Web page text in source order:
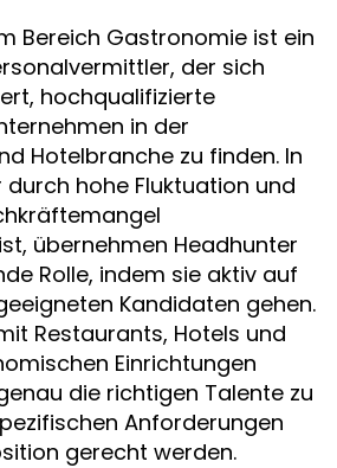
Bereich Gastronomie ist ein
der sich
hochqualifizierte
in der
Hotelbranche zu finden. In
durch hohe Fluktuation und
übernehmen Headhunter
Rolle, indem sie aktiv auf
Kandidaten gehen.
Restaurants, Hotels und
Einrichtungen
die richtigen Talente zu
Anforderungen
gerecht werden.